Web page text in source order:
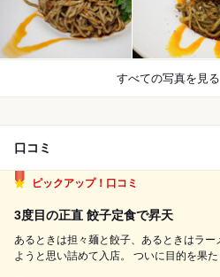
すべての写真を見る
口コミ
ピックアップ！口コミ
3度目の正直 餃子定食で昇天
あるときは担々麺と餃子、あるときはラ
ようと思い詰めて入店。 ついに目的を果たした笑。 こちらの餃子は中身